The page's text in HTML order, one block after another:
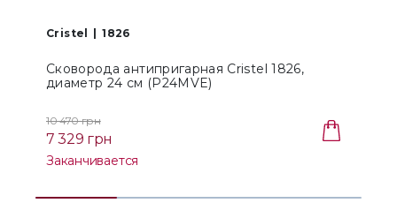
Cristel 1826
Сковорода антипригарная Cristel 1826,
диаметр 24 см (P24MVE)
10 470 грн
7 329 грн
Заканчивается